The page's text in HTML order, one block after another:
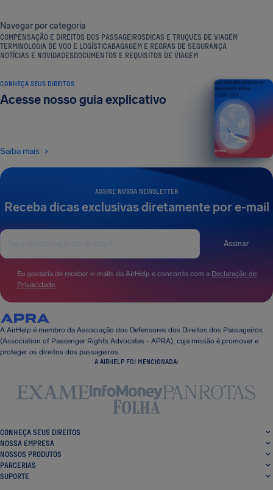
Navegar por categoria
COMPENSAÇÃO E DIREITOS DOS PASSAGEIROSDICAS E TRUQUES DE VIAGEM
TERMINOLOGIA DE VOO E LOGÍSTICABAGAGEM E REGRAS DE SEGURANÇA
NOTÍCIAS E NOVIDADESDOCUMENTOS E REQUISITOS DE VIAGEM
ASSINE NOSSA NEWSLETTER
Receba dicas exclusivas diretamente por e-mail
Assinar
Eu gostaria de receber e-mails da AirHelp e concordo com a Declaração de
Privacidade.
CONHEÇA SEUS DIREITOS
Acesse nosso guia explicativo
Saiba mais
Seu guia dos direitos do
passageiro aéreo
EDIÇÃO 2026
A AirHelp é membro da Associação dos Defensores dos Direitos dos Passageiros
(Association of Passenger Rights Advocates - APRA), cuja missão é promover e
proteger os direitos dos passageiros.
A AIRHELP FOI MENCIONADA:
CONHEÇA SEUS DIREITOS
NOSSA EMPRESA
NOSSOS PRODUTOS
PARCERIAS
SUPORTE